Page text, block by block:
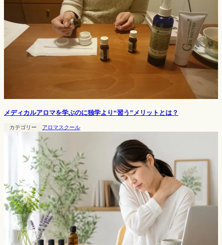
メディカルアロマを学ぶのに独学より“習う”メリットとは？
カテゴリー アロマスクール